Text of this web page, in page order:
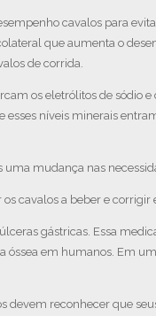
cavalos para
que aumenta o
de corrida.
os eletrólitos de sódio
níveis minerais
mudança nas
cavalos a beber e corrigir
gástricas. Essa
em humanos. Em
devem reconhecer que